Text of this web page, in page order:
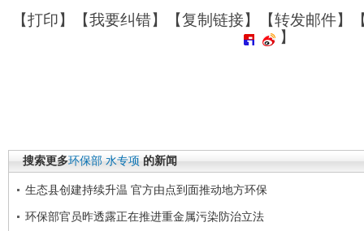
【打印】【我要纠错】【复制链接】【转发邮件】
】
搜索更多环保部 水专项 的新闻
生态县创建持续升温 官方由点到面推动地方环保
环保部官员昨透露正在推进重金属污染防治立法